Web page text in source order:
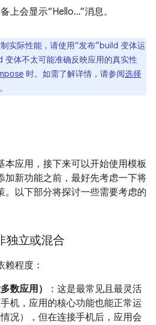
上会显示“Hello…”消息。
实际性能，请使用“发布”build 变体运
变体不太可能准确反映应用的真实性
时。如需了解详情，请参阅选择
。
本应用，接下来可以开始使用模板
加新功能之前，最好先考虑一下将
。以下部分将探讨一些需要考虑的
独立或混合
程度：
数应用）
：这是最常见且最灵活
机，应用的核心功能也能正常运
况），但在连接手机后，应用会